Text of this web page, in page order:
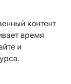
контент
время
и